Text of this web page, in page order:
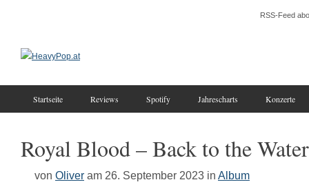
RSS-Feed
Startseite Reviews Spotify Jahrescharts Konzerte
Royal Blood – Back to the
von Oliver am 26. September 2023 in Album